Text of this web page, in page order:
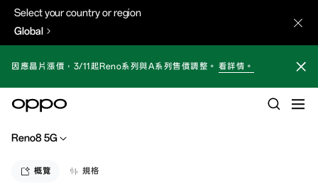
Select your country or region
Global
因應晶片漲價，3/11起Reno系列與A系列售價調整。 看詳情。
Reno8 5G
概覽 規格